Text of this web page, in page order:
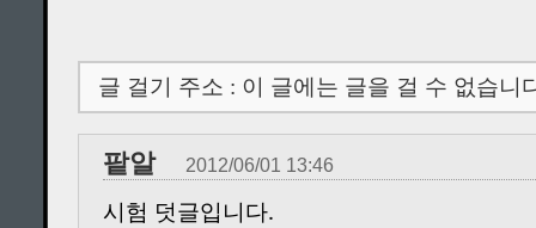
글 걸기 주소 : 이 글에는 글을 걸 수 없습니
팥알 2012/06/01 13:46
시험 덧글입니다.